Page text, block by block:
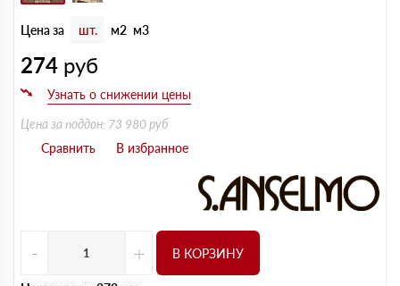
Цена за шт. м2 м3
274 руб
Цена за поддон: 73 980 руб
- + В КОРЗИНУ